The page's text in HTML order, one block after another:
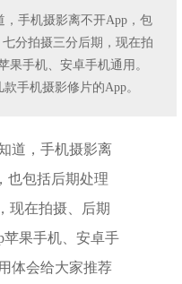
手机摄影离不开App，包
分拍摄三分后期，现在拍
果手机、安卓手机通用。
手机摄影修片的App。
道，手机摄影离
也包括后期处理
现在拍摄、后期
果手机、安卓手
体会给大家推荐